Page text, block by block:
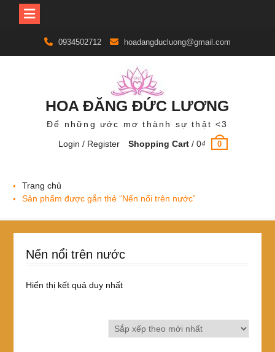
content
0934502712 hoadangducluong@gmail.com
HOA ĐĂNG ĐỨC LƯƠNG
Để những ước mơ thành sự thật <3
Login / Register
Shopping Cart /0₫ 0
Trang chủ
Sản phẩm được gắn thẻ “Nến nổi trên nước”
Nến nổi trên nước
Hiển thị kết quả duy nhất